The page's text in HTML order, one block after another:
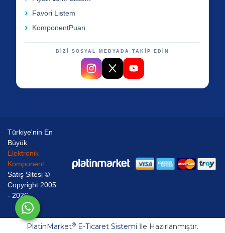
Favori Listem
KomponentPuan
BİZİ SOSYAL MEDYADA TAKİP EDİN
Türkiye'nin En
Büyük
Elektronik
Komponent
Satış Sitesi ©
Copyright 2005
- 2026
PlatinMarket® E-Ticaret Sistemi İle Hazırlanmıştır.